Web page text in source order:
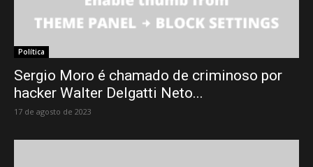
Política
Sergio Moro é chamado de criminoso por
hacker Walter Delgatti Neto...
17 de agosto de 2023